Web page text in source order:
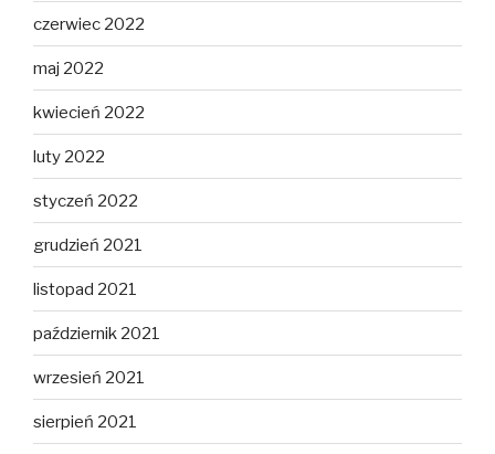
czerwiec 2022
maj 2022
kwiecień 2022
luty 2022
styczeń 2022
grudzień 2021
listopad 2021
październik 2021
wrzesień 2021
sierpień 2021